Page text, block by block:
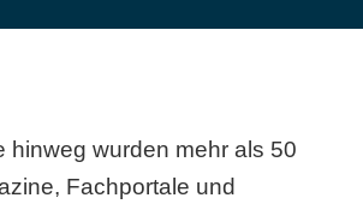
hinweg wurden mehr als 50
Fachportale und